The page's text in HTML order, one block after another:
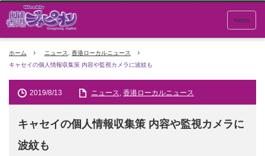
menu
ホーム ニュース
香港ローカルニュース
キャセイの個人情報収集策 内容や監視カメラに波紋も
2019/8/13 ニュース, 香港ローカルニュース
キャセイの個人情報収集策 内容や監視カメラに
波紋も